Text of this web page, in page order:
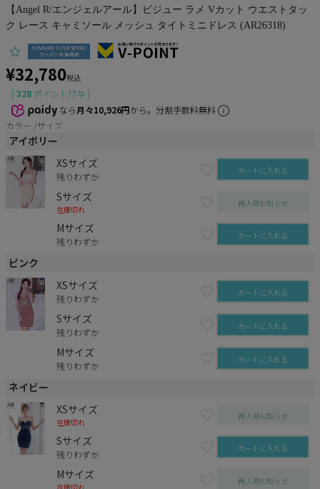
【Angel R/エンジェルアール】ビジュー ラメ Vカット ウエストタッ
ク レース キャミソール メッシュ タイトミニドレス (AR26318)
¥32,780税込
[328 ポイント付与 ]
なら月々10,926円から。分割手数料無料
カラー
サイズ
アイボリー
XSサイズ
残りわずか カートに入れる
Sサイズ
在庫切れ
再入荷お知らせ
Mサイズ
残りわずか カートに入れる
ピンク
XSサイズ
残りわずか カートに入れる
Sサイズ
残りわずか カートに入れる
Mサイズ
残りわずか カートに入れる
ネイビー
XSサイズ
在庫切れ
再入荷お知らせ
Sサイズ
残りわずか カートに入れる
Mサイズ 再入荷お知らせ